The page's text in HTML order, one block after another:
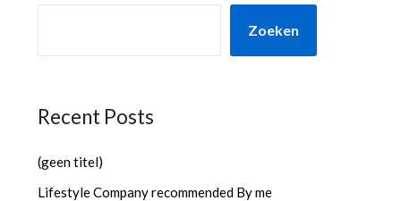
Zoeken
Recent Posts
(geen titel)
Lifestyle Company recommended By me